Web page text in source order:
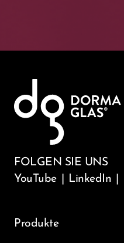
FOLGEN SIE UNS
YouTube
LinkedIn
Produkte